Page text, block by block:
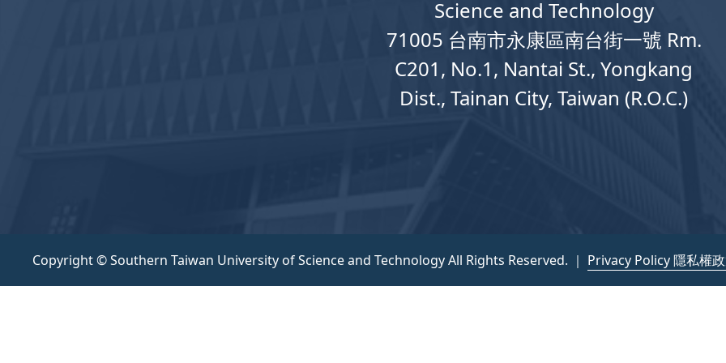
Science and Technology
71005 台南市永康區南台街一號 Rm.
C201, No.1, Nantai St., Yongkang
Dist., Tainan City, Taiwan (R.O.C.)
Copyright © Southern Taiwan University of Science and Technology All Rights Reserved. ｜ Privacy Policy 隱私權